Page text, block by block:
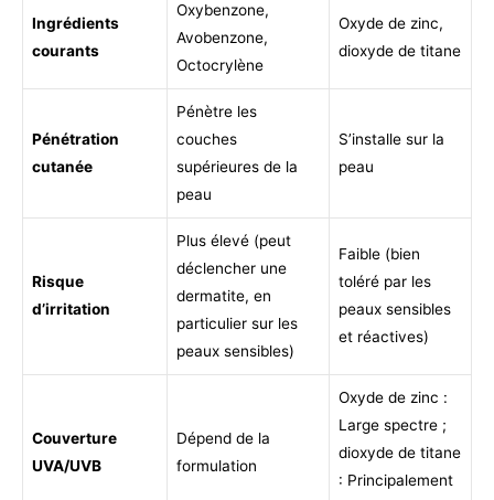
Ingrédients
courants
Oxybenzone,
Avobenzone,
Octocrylène
Oxyde de zinc,
dioxyde de titane
Pénétration
cutanée
Pénètre les
couches
supérieures de la
peau
S’installe sur la
peau
Risque
d’irritation
Plus élevé (peut
déclencher une
dermatite, en
particulier sur les
peaux sensibles)
Faible (bien
toléré par les
peaux sensibles
et réactives)
Couverture
UVA/UVB
Dépend de la
formulation
Oxyde de zinc :
Large spectre ;
dioxyde de titane
: Principalement